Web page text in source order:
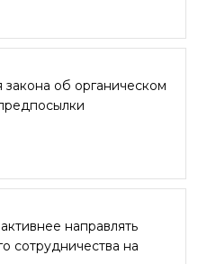
об органическом
направлять
сотрудничества на